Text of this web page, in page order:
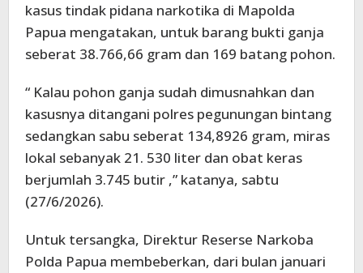
kasus tindak pidana narkotika di Mapolda
Papua mengatakan, untuk barang bukti ganja
seberat 38.766,66 gram dan 169 batang pohon.
“ Kalau pohon ganja sudah dimusnahkan dan
kasusnya ditangani polres pegunungan bintang
sedangkan sabu seberat 134,8926 gram, miras
lokal sebanyak 21. 530 liter dan obat keras
berjumlah 3.745 butir ,” katanya, sabtu
(27/6/2026).
Untuk tersangka, Direktur Reserse Narkoba
Polda Papua membeberkan, dari bulan januari